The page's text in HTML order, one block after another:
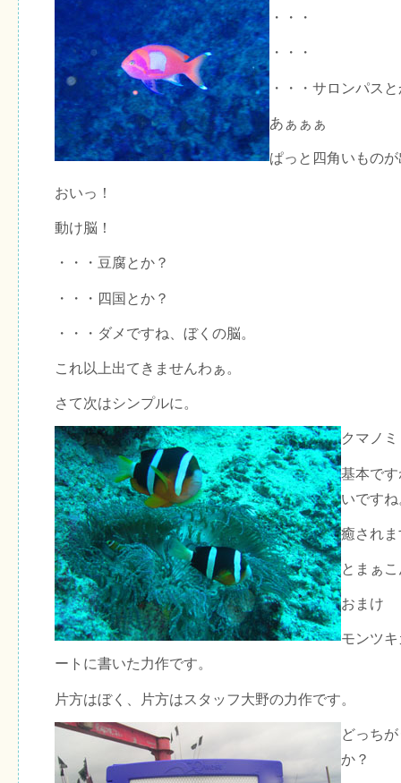
・・・
・・・
・・・サロンパス
あぁぁぁ
ぱっと四角いもの
おいっ！
動け脳！
・・・豆腐とか？
・・・四国とか？
・・・ダメですね、ぼくの脳。
これ以上出てきませんわぁ。
さて次はシンプルに。
クマノ
基本で
いですね
癒され
とまぁ
おまけ
モンツ
ートに書いた力作です。
片方はぼく、片方はスタッフ大野の力作です。
どっち
か？